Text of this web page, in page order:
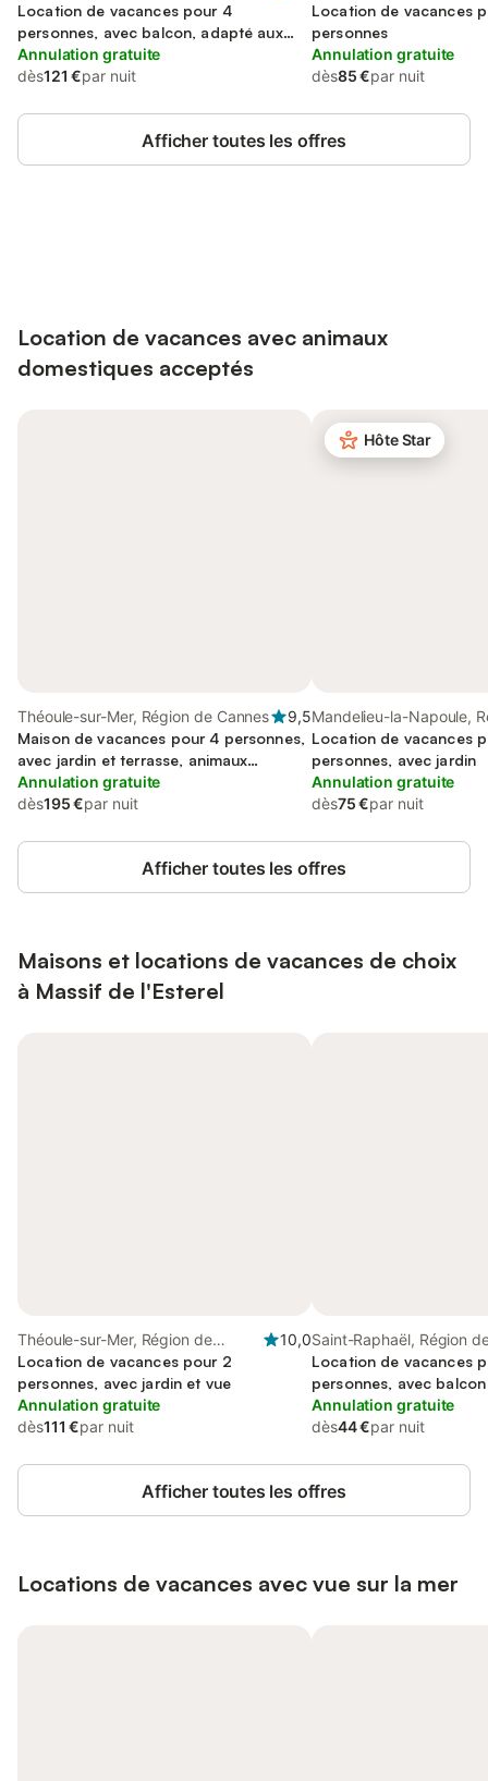
Draguignan
Location de vacances pour 4
personnes, avec balcon, adapté aux
familles
Annulation gratuite
dès121 €par nuit
Location de vacances
personnes
Annulation gratuite
dès85 €par nuit
Afficher toutes les offres
Location de vacances avec animaux
domestiques acceptés
Théoule-sur-Mer, Région de Cannes
9,5
Maison de vacances pour 4 personnes,
avec jardin et terrasse, animaux
acceptés
Annulation gratuite
dès195 €par nuit
Hôte Star
Mandelieu-la-Napoule,
Cannes
Location de vacances
personnes, avec jardin
Annulation gratuite
dès75 €par nuit
Afficher toutes les offres
Maisons et locations de vacances de choix
à Massif de l'Esterel
Théoule-sur-Mer, Région de
Cannes
10,0
Location de vacances pour 2
personnes, avec jardin et vue
Annulation gratuite
dès111 €par nuit
Saint-Raphaël, Région
Draguignan
Location de vacances
personnes, avec balcon
Annulation gratuite
dès44 €par nuit
Afficher toutes les offres
Locations de vacances avec vue sur la mer